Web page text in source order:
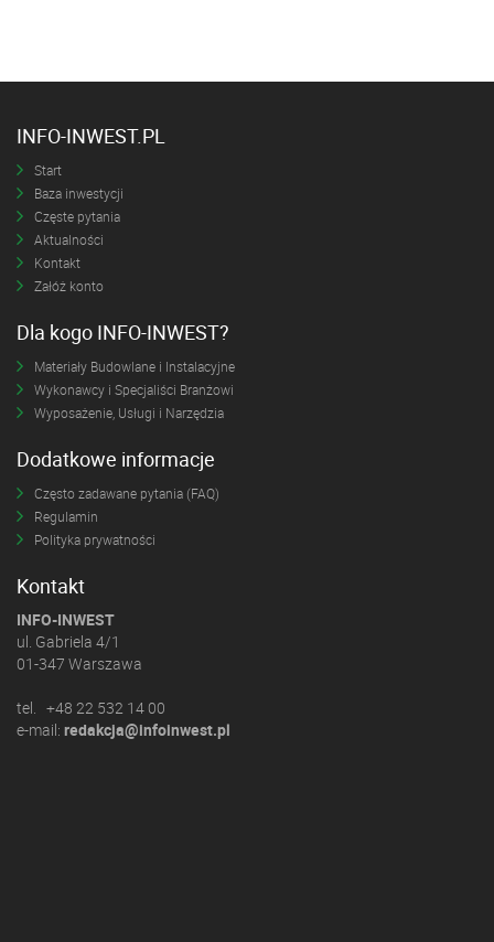
INFO-INWEST.PL
Start
Baza inwestycji
Częste pytania
Aktualności
Kontakt
Załóż konto
Dla kogo INFO-INWEST?
Materiały Budowlane i Instalacyjne
Wykonawcy i Specjaliści Branżowi
Wyposażenie, Usługi i Narzędzia
Dodatkowe informacje
Często zadawane pytania (FAQ)
Regulamin
Polityka prywatności
Kontakt
INFO-INWEST
ul. Gabriela 4/1
01-347 Warszawa
tel. +48 22 532 14 00
e-mail: redakcja@infoinwest.pl